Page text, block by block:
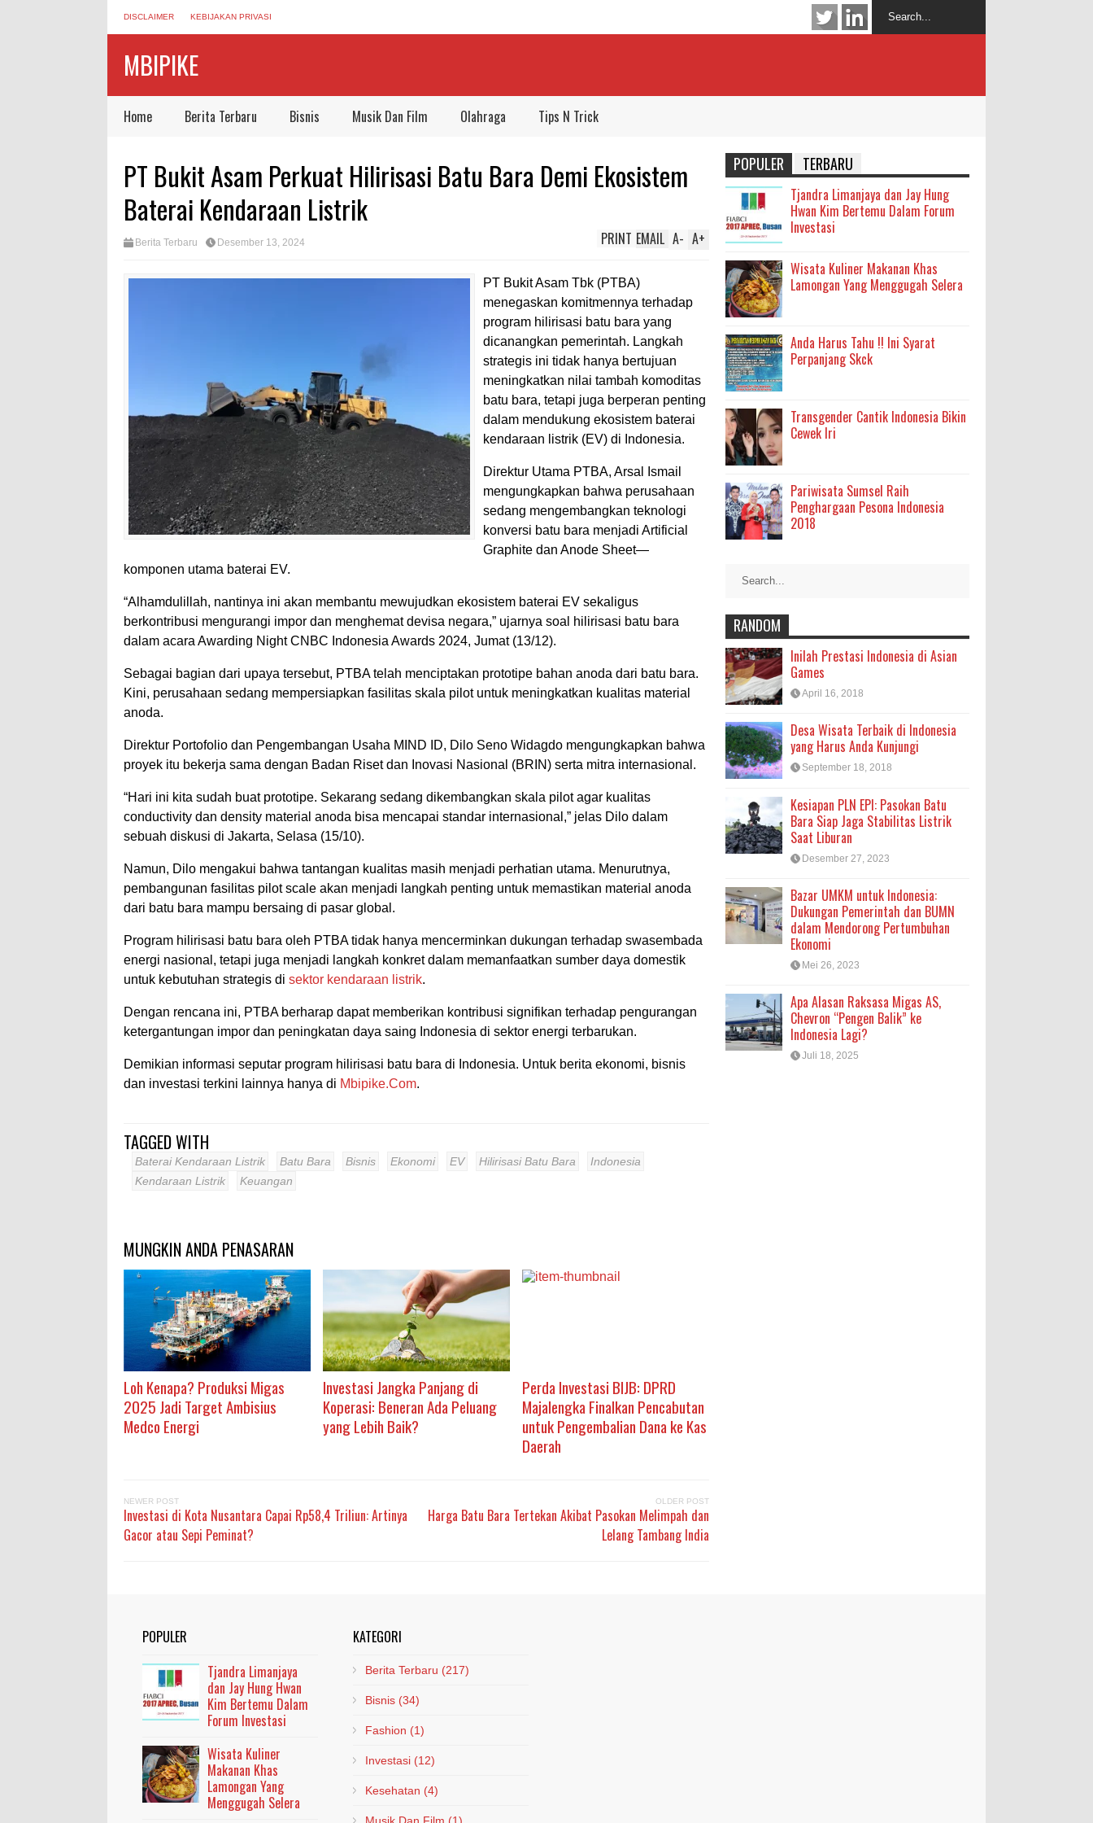
DISCLAIMER KEBIJAKAN PRIVASI
MBIPIKE
Home Berita Terbaru Bisnis Musik Dan Film Olahraga Tips N Trick
PT Bukit Asam Perkuat Hilirisasi Batu Bara Demi Ekosistem
Baterai Kendaraan Listrik
Berita Terbaru Desember 13, 2024 A+
A-
EMAIL
PRINT
PT Bukit Asam Tbk (PTBA)
menegaskan komitmennya terhadap
program hilirisasi batu bara yang
dicanangkan pemerintah. Langkah
strategis ini tidak hanya bertujuan
meningkatkan nilai tambah komoditas
batu bara, tetapi juga berperan penting
dalam mendukung ekosistem baterai
kendaraan listrik (EV) di Indonesia.
Direktur Utama PTBA, Arsal Ismail
mengungkapkan bahwa perusahaan
sedang mengembangkan teknologi
konversi batu bara menjadi Artificial
Graphite dan Anode Sheet—
komponen utama baterai EV.
“Alhamdulillah, nantinya ini akan membantu mewujudkan ekosistem baterai EV sekaligus
berkontribusi mengurangi impor dan menghemat devisa negara,” ujarnya soal hilirisasi batu bara
dalam acara Awarding Night CNBC Indonesia Awards 2024, Jumat (13/12).
Sebagai bagian dari upaya tersebut, PTBA telah menciptakan prototipe bahan anoda dari batu bara.
Kini, perusahaan sedang mempersiapkan fasilitas skala pilot untuk meningkatkan kualitas material
anoda.
Direktur Portofolio dan Pengembangan Usaha MIND ID, Dilo Seno Widagdo mengungkapkan bahwa
proyek itu bekerja sama dengan Badan Riset dan Inovasi Nasional (BRIN) serta mitra internasional.
“Hari ini kita sudah buat prototipe. Sekarang sedang dikembangkan skala pilot agar kualitas
conductivity dan density material anoda bisa mencapai standar internasional,” jelas Dilo dalam
sebuah diskusi di Jakarta, Selasa (15/10).
Namun, Dilo mengakui bahwa tantangan kualitas masih menjadi perhatian utama. Menurutnya,
pembangunan fasilitas pilot scale akan menjadi langkah penting untuk memastikan material anoda
dari batu bara mampu bersaing di pasar global.
Program hilirisasi batu bara oleh PTBA tidak hanya mencerminkan dukungan terhadap swasembada
energi nasional, tetapi juga menjadi langkah konkret dalam memanfaatkan sumber daya domestik
untuk kebutuhan strategis di sektor kendaraan listrik.
Dengan rencana ini, PTBA berharap dapat memberikan kontribusi signifikan terhadap pengurangan
ketergantungan impor dan peningkatan daya saing Indonesia di sektor energi terbarukan.
Demikian informasi seputar program hilirisasi batu bara di Indonesia. Untuk berita ekonomi, bisnis
dan investasi terkini lainnya hanya di Mbipike.Com.
TAGGED WITH
Baterai Kendaraan Listrik Batu Bara Bisnis Ekonomi EV Hilirisasi Batu Bara
Indonesia
Kendaraan Listrik
Keuangan
MUNGKIN ANDA PENASARAN
Loh Kenapa? Produksi Migas
2025 Jadi Target Ambisius
Medco Energi
Investasi Jangka Panjang di
Koperasi: Beneran Ada Peluang
yang Lebih Baik?
Perda Investasi BIJB: DPRD
Majalengka Finalkan Pencabutan
untuk Pengembalian Dana ke Kas
Daerah
NEWER POST
Investasi di Kota Nusantara Capai Rp58,4 Triliun: Artinya
Gacor atau Sepi Peminat?
OLDER POST
Harga Batu Bara Tertekan Akibat Pasokan Melimpah dan
Lelang Tambang India
POPULER TERBARU
Tjandra Limanjaya dan Jay Hung
Hwan Kim Bertemu Dalam Forum
Investasi
Wisata Kuliner Makanan Khas
Lamongan Yang Menggugah Selera
Anda Harus Tahu !! Ini Syarat
Perpanjang Skck
Transgender Cantik Indonesia Bikin
Cewek Iri
Pariwisata Sumsel Raih
Penghargaan Pesona Indonesia
2018
RANDOM
Inilah Prestasi Indonesia di Asian
Games
April 16, 2018
Desa Wisata Terbaik di Indonesia
yang Harus Anda Kunjungi
September 18, 2018
Kesiapan PLN EPI: Pasokan Batu
Bara Siap Jaga Stabilitas Listrik
Saat Liburan
Desember 27, 2023
Bazar UMKM untuk Indonesia:
Dukungan Pemerintah dan BUMN
dalam Mendorong Pertumbuhan
Ekonomi
Mei 26, 2023
Apa Alasan Raksasa Migas AS,
Chevron “Pengen Balik” ke
Indonesia Lagi?
Juli 18, 2025
POPULER
Tjandra Limanjaya
dan Jay Hung Hwan
Kim Bertemu Dalam
Forum Investasi
Wisata Kuliner
Makanan Khas
Lamongan Yang
Menggugah Selera
KATEGORI
Berita Terbaru (217)
Bisnis (34)
Fashion (1)
Investasi (12)
Kesehatan (4)